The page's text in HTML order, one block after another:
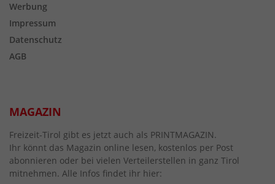
Werbung
Impressum
Datenschutz
AGB
MAGAZIN
Freizeit-Tirol gibt es jetzt auch als PRINTMAGAZIN.
Ihr könnt das Magazin online lesen, kostenlos per Post
abonnieren oder bei vielen Verteilerstellen in ganz Tirol
mitnehmen. Alle Infos findet ihr hier: